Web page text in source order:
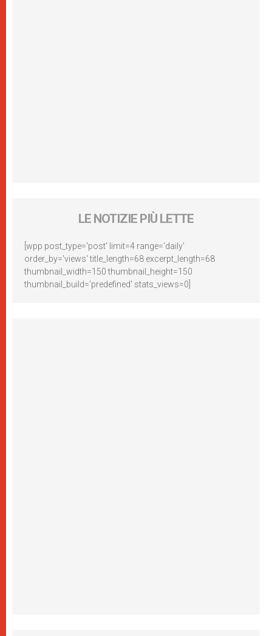
LE NOTIZIE PIÙ LETTE
[wpp post_type='post' limit=4 range='daily'
order_by='views' title_length=68 excerpt_length=68
thumbnail_width=150 thumbnail_height=150
thumbnail_build='predefined' stats_views=0]